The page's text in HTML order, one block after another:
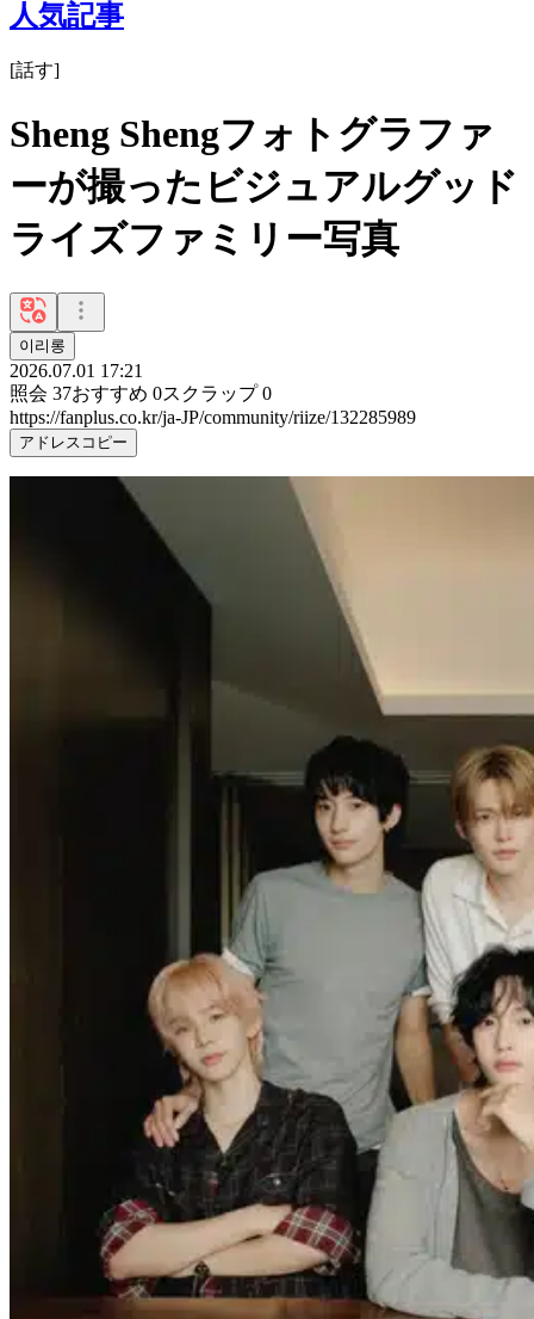
人気記事
[話す]
Sheng Shengフォトグラファ
ーが撮ったビジュアルグッド
ライズファミリー写真
이리롱
2026.07.01 17:21
照会 37おすすめ 0スクラップ 0
https://fanplus.co.kr/ja-JP/community/riize/132285989
アドレスコピー